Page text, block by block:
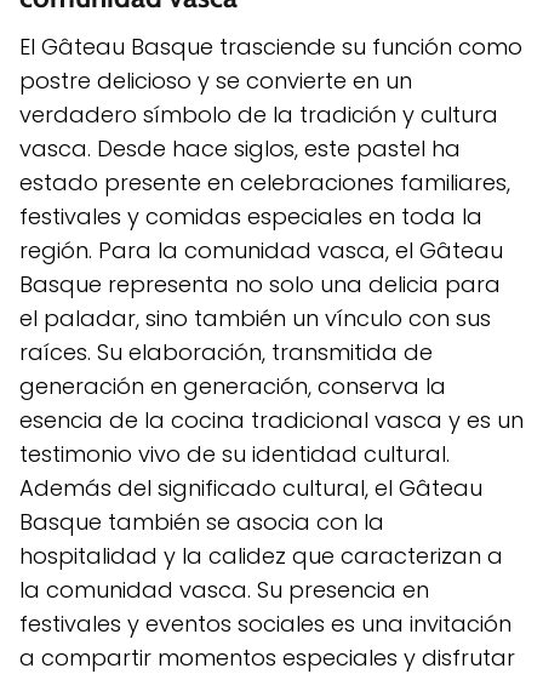
El Gâteau Basque trasciende su función como
postre delicioso y se convierte en un
verdadero símbolo de la tradición y cultura
vasca. Desde hace siglos, este pastel ha
estado presente en celebraciones familiares,
festivales y comidas especiales en toda la
región. Para la comunidad vasca, el Gâteau
Basque representa no solo una delicia para
el paladar, sino también un vínculo con sus
raíces. Su elaboración, transmitida de
generación en generación, conserva la
esencia de la cocina tradicional vasca y es un
testimonio vivo de su identidad cultural.
Además del significado cultural, el Gâteau
Basque también se asocia con la
hospitalidad y la calidez que caracterizan a
la comunidad vasca. Su presencia en
festivales y eventos sociales es una invitación
a compartir momentos especiales y disfrutar